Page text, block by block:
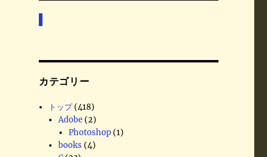
カテゴリー
トップ(418)
Adobe(2)
Photoshop(1)
books (4)